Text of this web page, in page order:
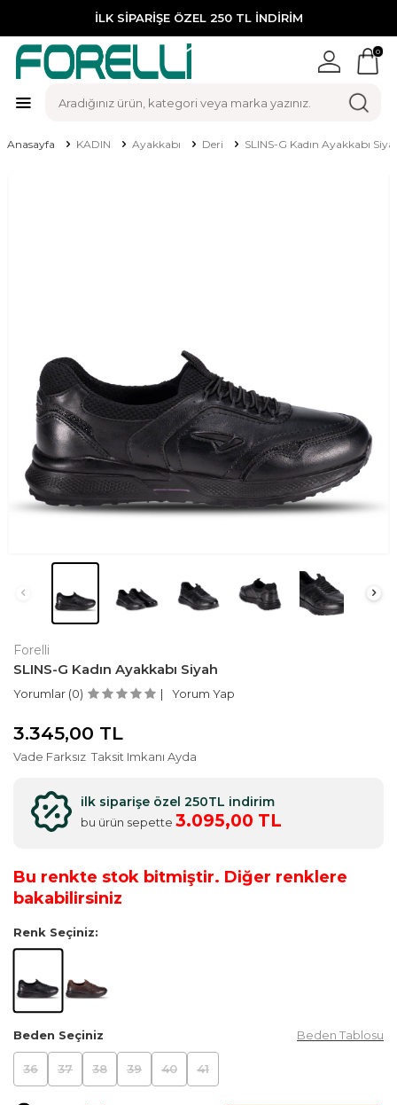
İLK SİPARİŞE ÖZEL 250 TL İNDİRİM
0
Anasayfa KADIN Ayakkabı Deri SLINS-G Kadın Ayakkabı
Forelli
SLINS-G Kadın Ayakkabı Siyah
Yorumlar (0) Yorum Yap
3.345,00 TL
Vade Farksız Taksit Imkanı Ayda
ilk siparişe özel 250TL indirim
bu ürün sepette 3.095,00 TL
Bu renkte stok bitmiştir. Diğer renklere
bakabilirsiniz
Renk Seçiniz:
Beden Seçiniz Beden Tablosu
36 37 38 39 40 41